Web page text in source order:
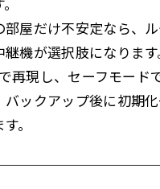
部屋だけ不安定なら、
機が選択肢になります
再現し、セーフモード
バックアップ後に初期
。